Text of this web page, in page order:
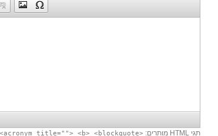
תגי HTML מותרים: title=""> <b> <blockquote